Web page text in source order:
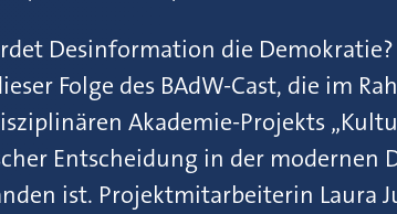
Desinformation die
Folge des BAdW-Cast, die im
Akademie-Projekts
Entscheidung in der modernen
ist. Projektmitarbeiterin Laura